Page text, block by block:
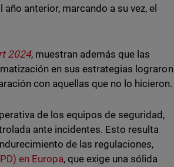
anterior, marcando a su vez, el
2024, muestran además que las
en sus estrategias lograron
con aquellas que no lo hicieron.
de los equipos de seguridad,
ante incidentes. Esto resulta
de las regulaciones,
en Europa, que exige una sólida